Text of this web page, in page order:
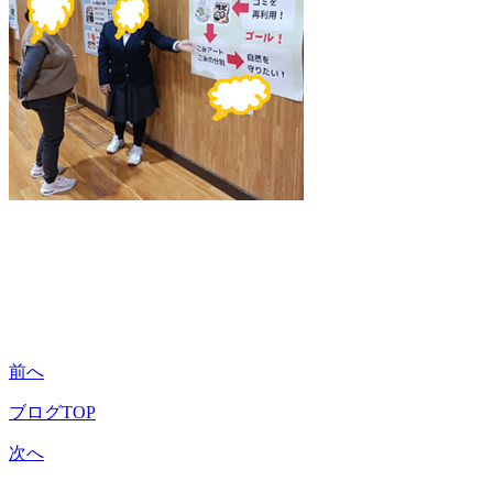
前へ
ブログTOP
次へ